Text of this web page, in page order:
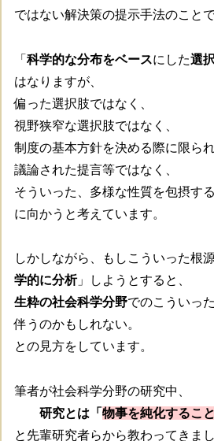
ではない解決策の提示手法のことで
「科学的な分布をベースにした選
はなりますが、
偏った選択肢ではなく、
視野狭窄な選択肢ではなく、
制度の基本方針を決める際に限ら
議論された提言等ではなく、
そういった、多様な性質を包摂す
に向かうと考えています。
しかしながら、もしこういった根
学的に分析」しようとすると、
生粋の社会科学分野でのこういっ
伴うのかもしれない。
との見方をしています。
筆者が社会科学分野の研究中、
研究とは「物事を純化すること
と先輩研究者らから教わってきまし